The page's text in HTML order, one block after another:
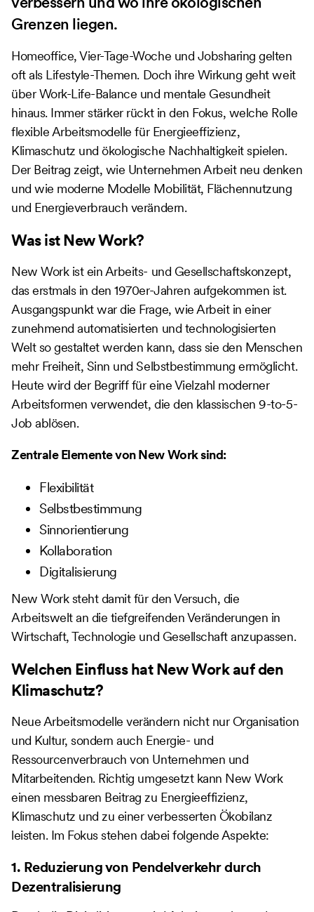
Grenzen liegen.
Homeoffice, Vier-Tage-Woche und Jobsharing gelten
oft als Lifestyle-Themen. Doch ihre Wirkung geht weit
über Work-Life-Balance und mentale Gesundheit
hinaus. Immer stärker rückt in den Fokus, welche Rolle
flexible Arbeitsmodelle für Energieeffizienz,
Klimaschutz und ökologische Nachhaltigkeit spielen.
Der Beitrag zeigt, wie Unternehmen Arbeit neu denken
und wie moderne Modelle Mobilität, Flächennutzung
und Energieverbrauch verändern.
Was ist New Work?
New Work ist ein Arbeits- und Gesellschaftskonzept,
das erstmals in den 1970er-Jahren aufgekommen ist.
Ausgangspunkt war die Frage, wie Arbeit in einer
zunehmend automatisierten und technologisierten
Welt so gestaltet werden kann, dass sie den Menschen
mehr Freiheit, Sinn und Selbstbestimmung ermöglicht.
Heute wird der Begriff für eine Vielzahl moderner
Arbeitsformen verwendet, die den klassischen 9-to-5-
Job ablösen.
Zentrale Elemente von New Work sind:
Flexibilität
Selbstbestimmung
Sinnorientierung
Kollaboration
Digitalisierung
New Work steht damit für den Versuch, die
Arbeitswelt an die tiefgreifenden Veränderungen in
Wirtschaft, Technologie und Gesellschaft anzupassen.
Welchen Einfluss hat New Work auf den
Klimaschutz?
Neue Arbeitsmodelle verändern nicht nur Organisation
und Kultur, sondern auch Energie- und
Ressourcenverbrauch von Unternehmen und
Mitarbeitenden. Richtig umgesetzt kann New Work
einen messbaren Beitrag zu Energieeffizienz,
Klimaschutz und zu einer verbesserten Ökobilanz
leisten. Im Fokus stehen dabei folgende Aspekte:
1. Reduzierung von Pendelverkehr durch
Dezentralisierung